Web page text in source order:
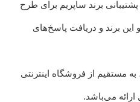
برند ساپریم برای طرح
این برند و دریافت پاسخ‌های
به مستقیم از فروشگاه اینترنتی
می‌باشد.